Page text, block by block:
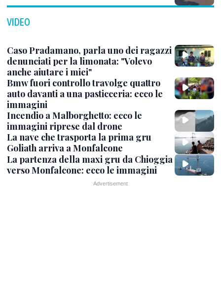
VIDEO
Caso Pradamano, parla uno dei ragazzi
denunciati per la limonata: "Volevo
anche aiutare i miei"
Bmw fuori controllo travolge quattro
auto davanti a una pasticceria: ecco le
immagini
Incendio a Malborghetto: ecco le
immagini riprese dal drone
La nave che trasporta la prima gru
Goliath arriva a Monfalcone
La partenza della maxi gru da Chioggia
verso Monfalcone: ecco le immagini